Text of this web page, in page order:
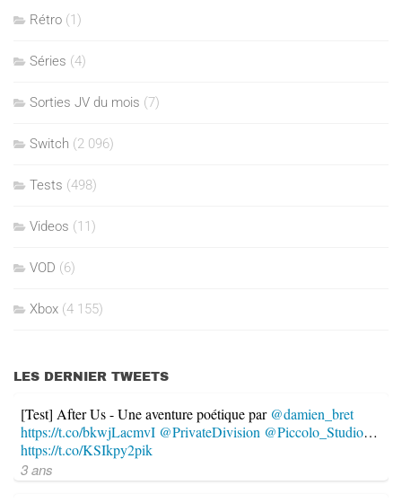
Rétro (1)
Séries (4)
Sorties JV du mois (7)
Switch (2 096)
Tests (498)
Videos (11)
VOD (6)
Xbox (4 155)
LES DERNIER TWEETS
[Test] After Us - Une aventure poétique par @damien_bret
https://t.co/bkwjLacmvI @PrivateDivision @Piccolo_Studio…
https://t.co/KSIkpy2pik
3 ans